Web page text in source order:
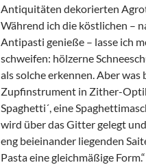
Antiquitäten dekorierten
Während ich die köstlichen –
Antipasti genieße – lasse ich
schweifen: hölzerne
als solche erkennen. Aber
Zupfinstrument in Zither-
Spaghetti´, eine
wird über das Gitter gelegt
eng beieinander liegenden
Pasta eine gleichmäßige